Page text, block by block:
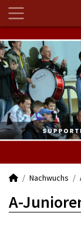
Nachwuchs
A-